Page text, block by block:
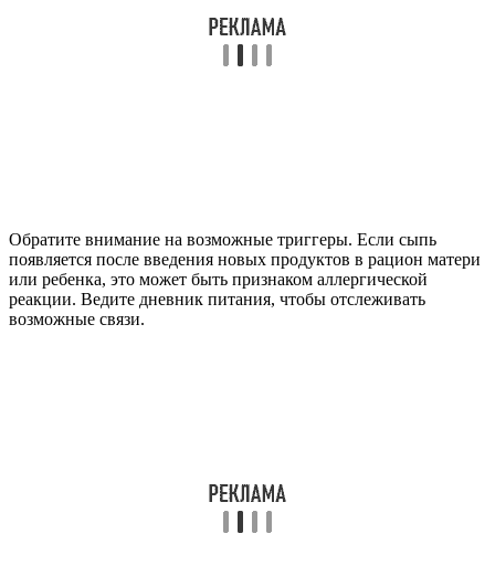
Обратите внимание на возможные триггеры. Если сыпь
появляется после введения новых продуктов в рацион матери
или ребенка, это может быть признаком аллергической
реакции. Ведите дневник питания, чтобы отслеживать
возможные связи.